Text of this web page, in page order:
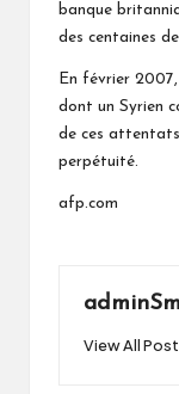
banque
des centaines
En février
dont un Syrien
de ces
perpétuité.
afp.com
View All